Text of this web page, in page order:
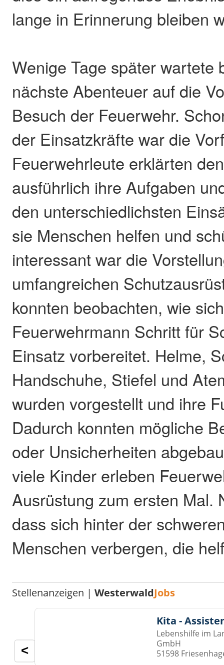
lange in Erinnerung bleiben
Wenige Tage später wartete
nächste Abenteuer auf die
Besuch der Feuerwehr.
der Einsatzkräfte war die
Feuerwehrleute erklärten
ausführlich ihre Aufgaben
den unterschiedlichsten
sie Menschen helfen und
interessant war die
umfangreichen
konnten beobachten, wie
Feuerwehrmann Schritt für
Einsatz vorbereitet. Helme,
Handschuhe, Stiefel und
wurden vorgestellt und ihre
Dadurch konnten mögliche
oder Unsicherheiten
viele Kinder erleben
Ausrüstung zum ersten Mal.
dass sich hinter der
Menschen verbergen, die
Stellenanzeigen |WesterwaldJobs
Kita -
Lebenshilfe im
GmbH
51598
<